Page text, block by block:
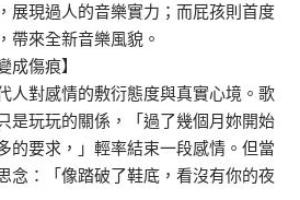
展現過人的音樂實力；而屁孩則首度
帶來全新音樂風貌。
成傷痕】
人對感情的敷衍態度與真實心境。歌
是玩玩的關係，「過了幾個月妳開始
的要求，」輕率結束一段感情。但當
念：「像踏破了鞋底，看沒有你的夜